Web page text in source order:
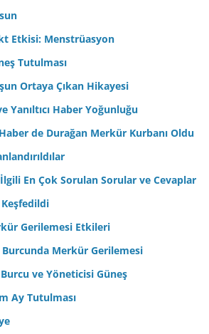
Etkisi: Menstrüasyon
Tutulması
Ortaya Çıkan Hikayesi
Yanıltıcı Haber Yoğunluğu
de Durağan Merkür Kurbanı Oldu
En Çok Sorulan Sorular ve Cevaplar
Keşfedildi
Gerilemesi Etkileri
Merkür Gerilemesi
ve Yöneticisi Güneş
Ay Tutulması